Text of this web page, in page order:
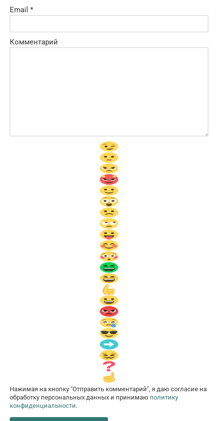
Email *
Комментарий
Нажимая на кнопку "Отправить комментарий", я даю согласие на
обработку персональных данных и принимаю политику
конфиденциальности.